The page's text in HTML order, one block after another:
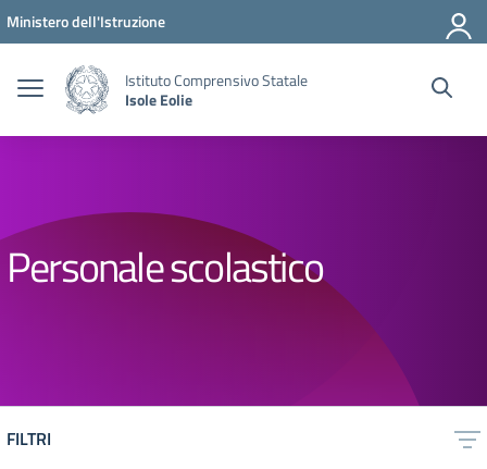
Vai ai contenuti
Vai al menu di navigazione
Vai al footer
Ministero dell'Istruzione
Istituto Comprensivo Statale
Isole Eolie
Personale scolastico
FILTRI